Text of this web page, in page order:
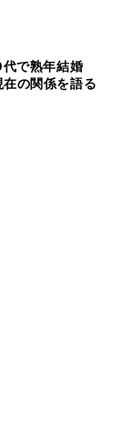
代で熟年結婚
の関係を語る